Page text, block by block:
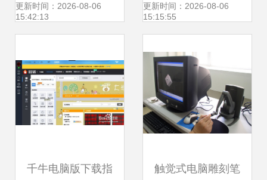
运动捕捉技术的临
服务的融合
更新时间：2026-08-06
15:42:13
术，重塑人机交互
更新时间：2026-08-06
15:15:55
千牛电脑版下载指 触觉式电脑雕刻笔